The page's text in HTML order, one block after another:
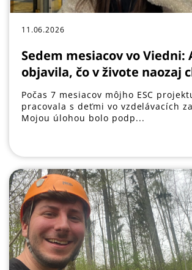
11.06.2026
Sedem mesiacov vo Viedni:
objavila, čo v živote naozaj
Počas 7 mesiacov môjho ESC
pracovala s deťmi vo vzdelávacích
Mojou úlohou bolo podp...